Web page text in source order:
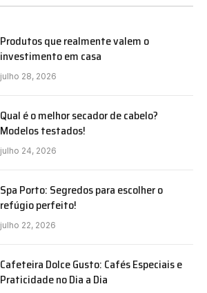
Produtos que realmente valem o
investimento em casa
julho 28, 2026
Qual é o melhor secador de cabelo?
Modelos testados!
julho 24, 2026
Spa Porto: Segredos para escolher o
refúgio perfeito!
julho 22, 2026
Cafeteira Dolce Gusto: Cafés Especiais e
Praticidade no Dia a Dia